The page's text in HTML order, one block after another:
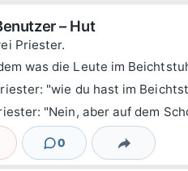
– Hut
Priester.
was die Leute im
"wie du hast im
"Nein, aber auf dem
lustig 0
KommentareTeilen